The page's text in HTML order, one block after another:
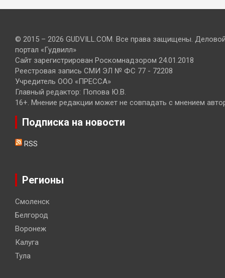
© 2015 – 2026 GUDVILL.COM. Все права защищены.
портал «Гудвилл»
Сайт зарегистрирован Роскомнадзором 24.01.2018
Реестровая запись СМИ ЭЛ № ФС 77 - 72208
Учредитель ООО «ПРЕССА»
Главный редактор: Попова Ю.В.
16+. Мнение редакции может не совпадать с мнением
Подписка на новости
RSS
Регионы
Смоленск
Белгород
Воронеж
Калуга
Тула